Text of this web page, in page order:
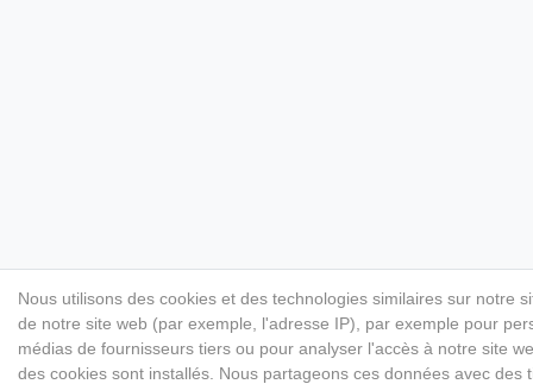
Nous utilisons des cookies et des technologies similaires sur notre
de notre site web (par exemple, l'adresse IP), par exemple pour
médias de fournisseurs tiers ou pour analyser l'accès à notre site
des cookies sont installés. Nous partageons ces données avec